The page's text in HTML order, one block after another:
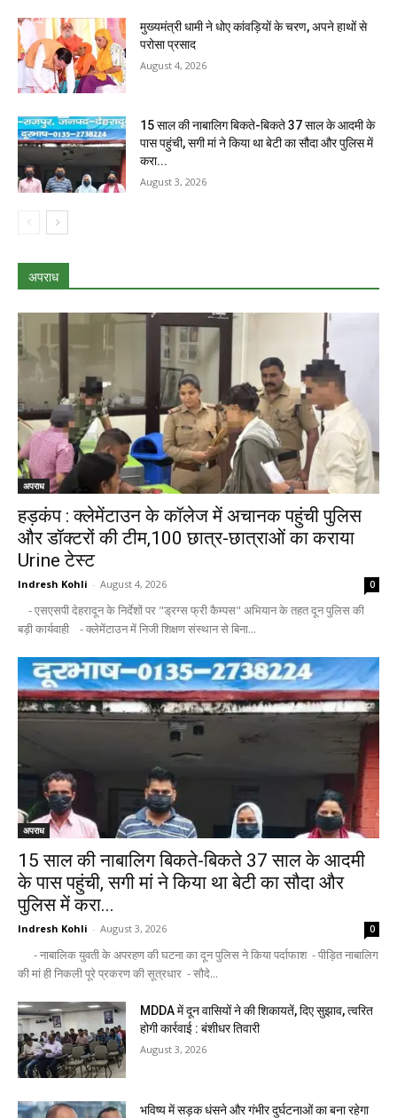
मुख्यमंत्री धामी ने धोए कांवड़ियों के चरण, अपने हाथों से
परोसा प्रसाद
August 4, 2026
15 साल की नाबालिग बिकते-बिकते 37 साल के आदमी के
पास पहुंची, सगी मां ने किया था बेटी का सौदा और पुलिस में
करा...
August 3, 2026
अपराध
अपराध
हड़कंप : क्लेमेंटाउन के कॉलेज में अचानक पहुंची पुलिस
और डॉक्टरों की टीम,100 छात्र-छात्राओं का कराया
Urine टेस्ट
Indresh Kohli - August 4, 2026 0
- एसएसपी देहरादून के निर्देशों पर "ड्रग्स फ्री कैम्पस" अभियान के तहत दून पुलिस की
बड़ी कार्यवाही - क्लेमेंटाउन में निजी शिक्षण संस्थान से बिना...
अपराध
15 साल की नाबालिग बिकते-बिकते 37 साल के आदमी
के पास पहुंची, सगी मां ने किया था बेटी का सौदा और
पुलिस में करा...
Indresh Kohli - August 3, 2026 0
- नाबालिक युवती के अपरहण की घटना का दून पुलिस ने किया पर्दाफाश - पीड़ित नाबालिग
की मां ही निकली पूरे प्रकरण की सूत्रधार - सौदे...
MDDA में दून वासियों ने की शिकायतें, दिए सुझाव, त्वरित
होगी कार्रवाई : बंशीधर तिवारी
August 3, 2026
भविष्य में सड़क धंसने और गंभीर दुर्घटनाओं का बना रहेगा